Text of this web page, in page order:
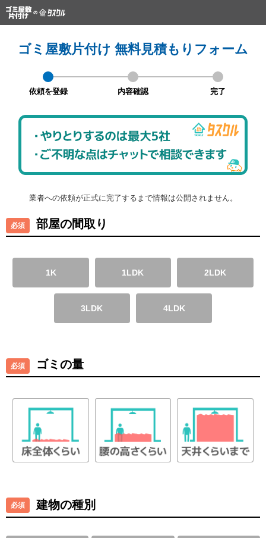
ゴミ屋敷片付け 無料見積もりフォーム
依頼を登録 内容確認 完了
業者への依頼が正式に完了するまで情報は公開されません。
部屋の間取り
1K 1LDK 2LDK
3LDK 4LDK
ゴミの量
建物の種別